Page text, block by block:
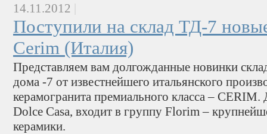
14.11.2012
Поступили на склад ТД-7
Cerim (Италия)
Представляем вам долгожданные новинки
дома -7 от известнейшего итальянского
керамогранита премиального класса –
Dolce Casa, входит в группу Florim –
керамики.